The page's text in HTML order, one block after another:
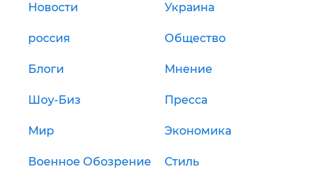
Новости Украина
россия Общество
Блоги Мнение
Шоу-Биз Пресса
Мир Экономика
Военное Обозрение Стиль